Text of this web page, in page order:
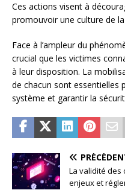
Ces actions visent à
promouvoir une culture de
Face à l’ampleur du
crucial que les victimes
à leur disposition. La
de chacun sont essentielles
système et garantir la
La validité
enjeux et